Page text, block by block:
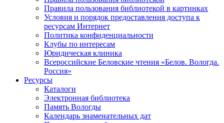
Правила пользования библиотекой в картинках
Условия и порядок предоставления доступа к
ресурсам Интернет
Политика конфиденциальности
Клубы по интересам
Юридическая клиника
Всероссийские Беловские чтения «Белов. Вологда.
Россия»
Ресурсы
Каталоги
Электронная библиотека
Память Вологды
Календарь знаменательных дат